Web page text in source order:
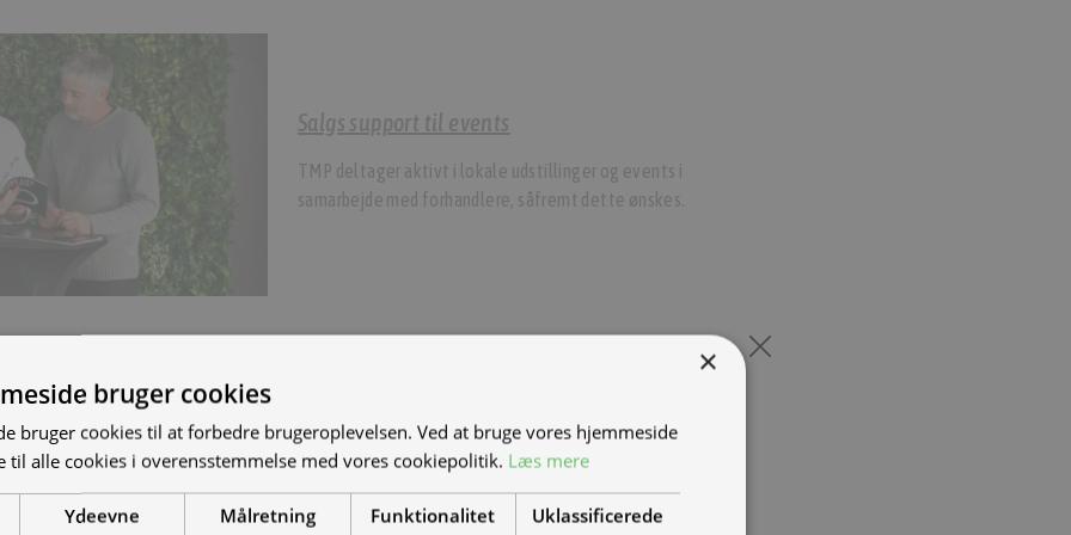
Salgs support til events
TMP deltager aktivt i lokale udstillinger og events i
samarbejde med forhandlere, såfremt dette ønskes.
via PBS
oprettet til betaling via
×
bruger cookies
bruger cookies til at forbedre brugeroplevelsen. Ved at bruge vores hjemmeside
til alle cookies i overensstemmelse med vores cookiepolitik. Læs mere
Ydeevne Målretning Funktionalitet Uklassificerede
NYE MAND/KVINDE
el-scootere, motorcykler og